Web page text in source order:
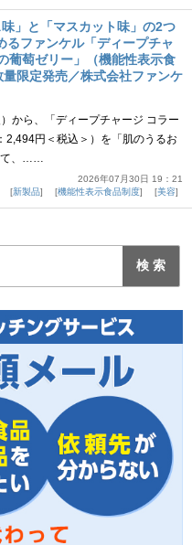
」と「マスカット味」の2つ
るファンケル「ディープチャ
葡萄ゼリー」（機能性表示食
限定発売／株式会社ファンケ
から、「ディープチャージ コラー
2,494円＜税込＞）を「肌のうるお
て、……
2026年07月30日 19：21
新製品 機能性表示食品制度 美容